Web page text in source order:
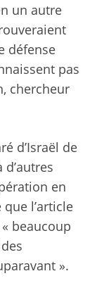
un autre
défense
pas
chercheur
d’Israël de
en
l’article
beaucoup
».